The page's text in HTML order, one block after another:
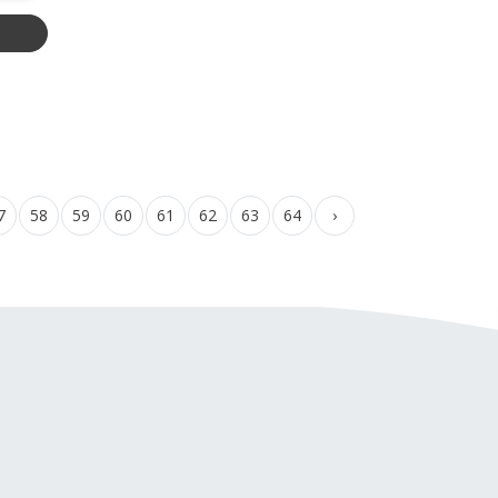
58 59 60 61 62 63 64 ›